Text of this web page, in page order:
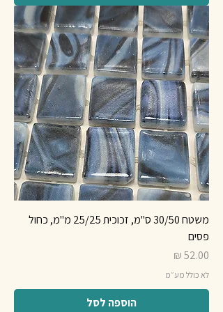
משטח 30/50 ס"מ, זכוכית 25/25 מ"מ, כחול
פסים
מחיר
לא כולל מע״מ
הוספה לסל